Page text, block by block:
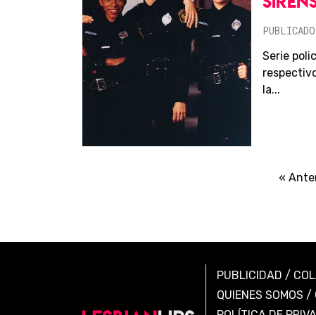
Serie
la...
«
PUBLICIDAD /
QUIENES SOMOS /